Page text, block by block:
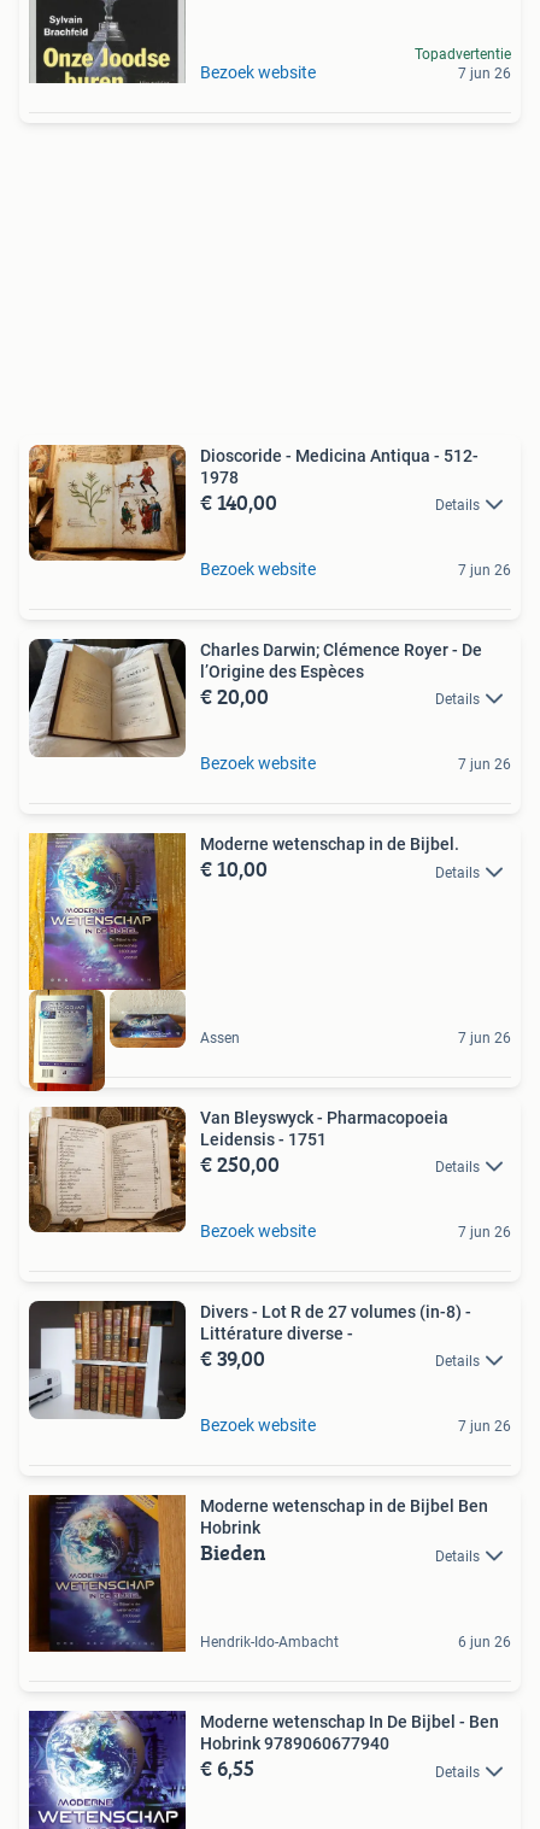
Bezoek website
Topadvertentie
7 jun 26
Dioscoride - Medicina Antiqua - 512-
1978
€ 140,00 Details
Bezoek website 7 jun 26
Charles Darwin; Clémence Royer - De
l’Origine des Espèces
€ 20,00 Details
Bezoek website 7 jun 26
Moderne wetenschap in de Bijbel.
€ 10,00 Details
Assen 7 jun 26
Van Bleyswyck - Pharmacopoeia
Leidensis - 1751
€ 250,00 Details
Bezoek website 7 jun 26
Divers - Lot R de 27 volumes (in-8) -
Littérature diverse -
€ 39,00 Details
Bezoek website 7 jun 26
Moderne wetenschap in de Bijbel Ben
Hobrink
Bieden Details
Hendrik-Ido-Ambacht 6 jun 26
Moderne wetenschap In De Bijbel - Ben
Hobrink 9789060677940
€ 6,55 Details